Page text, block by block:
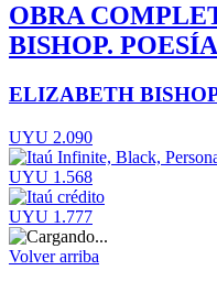
OBRA
BISHOP.
ELIZABETH
UYU 2.090
UYU 1.568
UYU 1.777
Volver arriba